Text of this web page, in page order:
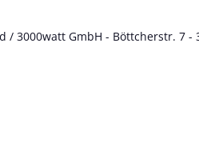
/ 3000watt GmbH - Böttcherstr. 7